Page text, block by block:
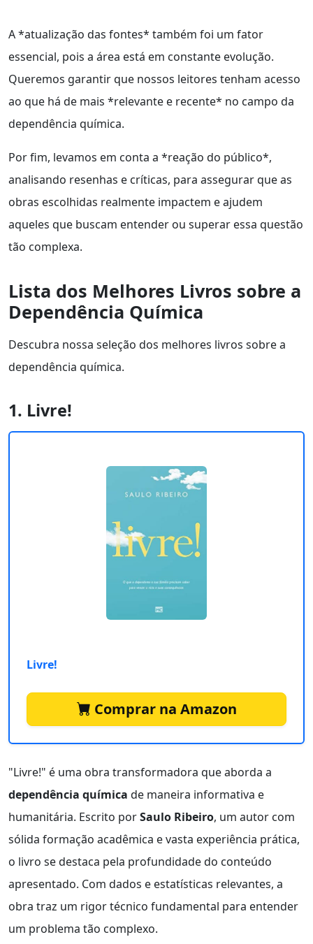
A *atualização das fontes* também foi um fator
essencial, pois a área está em constante evolução.
Queremos garantir que nossos leitores tenham acesso
ao que há de mais *relevante e recente* no campo da
dependência química.
Por fim, levamos em conta a *reação do público*,
analisando resenhas e críticas, para assegurar que as
obras escolhidas realmente impactem e ajudem
aqueles que buscam entender ou superar essa questão
tão complexa.
Lista dos Melhores Livros sobre a
Dependência Química
Descubra nossa seleção dos melhores livros sobre a
dependência química.
1. Livre!
Livre!
Comprar na Amazon
"Livre!" é uma obra transformadora que aborda a
dependência química de maneira informativa e
humanitária. Escrito porSaulo Ribeiro, um autor com
sólida formação acadêmica e vasta experiência prática,
o livro se destaca pela profundidade do conteúdo
apresentado. Com dados e estatísticas relevantes, a
obra traz um rigor técnico fundamental para entender
um problema tão complexo.